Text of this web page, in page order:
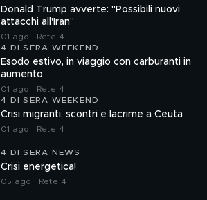
Donald Trump avverte: "Possibili nuovi
attacchi all'Iran"
01 ago | Rete 4
4 DI SERA WEEKEND
Esodo estivo, in viaggio con carburanti in
aumento
01 ago | Rete 4
4 DI SERA WEEKEND
Crisi migranti, scontri e lacrime a Ceuta
01 ago | Rete 4
4 DI SERA NEWS
Crisi energetica!
05 ago | Rete 4